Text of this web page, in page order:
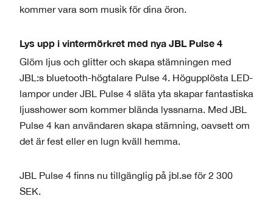
kommer vara som musik för dina öron.
Lys upp i vintermörkret med nya JBL Pulse 4
Glöm ljus och glitter och skapa stämningen med
JBL:s bluetooth-högtalare Pulse 4. Högupplösta LED-
lampor under JBL Pulse 4 släta yta skapar fantastiska
ljusshower som kommer blända lyssnarna. Med JBL
Pulse 4 kan användaren skapa stämning, oavsett om
det är fest eller en lugn kväll hemma.
JBL Pulse 4 finns nu tillgänglig på jbl.se för 2 300
SEK.